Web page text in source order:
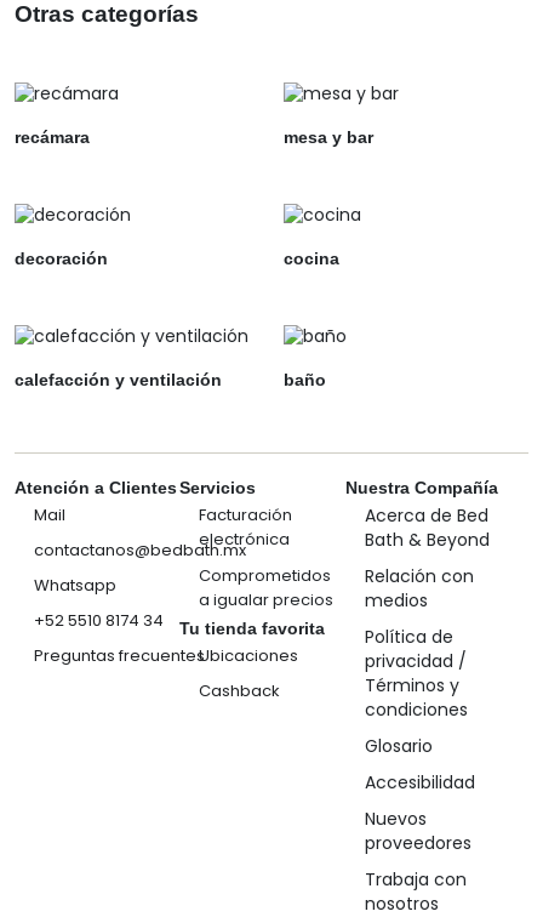
Otras categorías
recámara mesa y bar
decoración cocina
calefacción y ventilación baño
Atención a Clientes
Mail
contactanos@bedbath.mx
Whatsapp
+52 5510 8174 34
Preguntas frecuentes
Servicios
Facturación
electrónica
Comprometidos
a igualar precios
Tu tienda favorita
Ubicaciones
Cashback
Nuestra Compañía
Acerca de Bed
Bath & Beyond
Relación con
medios
Política de
privacidad /
Términos y
condiciones
Glosario
Accesibilidad
Nuevos
proveedores
Trabaja con
nosotros